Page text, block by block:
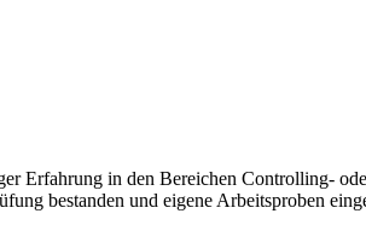
Erfahrung in den Bereichen Controlling-
bestanden und eigene Arbeitsproben